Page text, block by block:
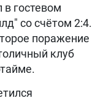
в гостевом
со счётом 2:4.
поражение
клуб